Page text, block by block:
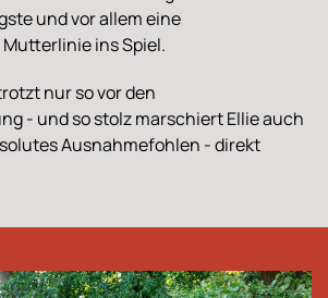
und vor allem eine
ins Spiel.
nur so vor den
- und so stolz marschiert Ellie auch
Ausnahmefohlen - direkt